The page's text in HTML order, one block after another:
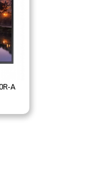
A